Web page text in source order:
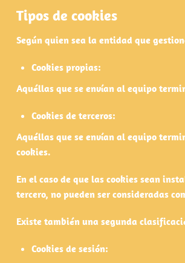
Tipos de cookies
Según quien sea la entidad que
Cookies propias:
Aquéllas que se envían al equipo
Cookies de terceros:
Aquéllas que se envían al equipo
cookies.
En el caso de que las cookies sean
tercero, no pueden ser consideradas
Existe también una segunda
Cookies de sesión: